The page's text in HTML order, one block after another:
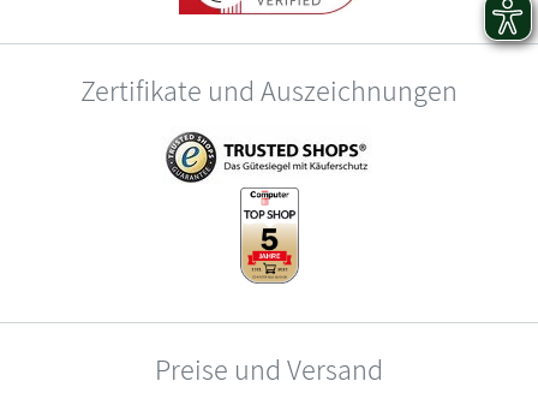
Zertifikate und Auszeichnungen
Preise und Versand